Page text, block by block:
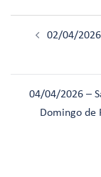
02/04/2026
04/04/2026 –
Domingo de